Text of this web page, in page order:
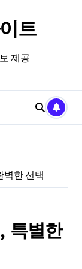
트
제공
벽한 선택
특별한